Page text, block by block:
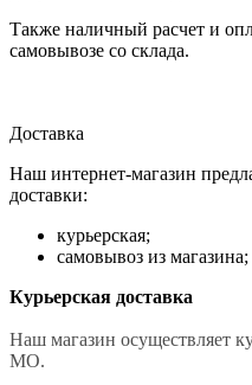
Также наличный расчет и
самовывозе со склада.
Доставка
Наш интернет-магазин
доставки:
курьерская;
самовывоз из магазина;
Курьерская доставка
Наш магазин осуществляет
МО.